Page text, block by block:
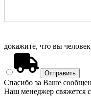
докажите, что вы
Спасибо за Ваше
Наш менеджер свяжется